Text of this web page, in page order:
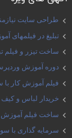
طراحی سایت
تبلیغ در فیلمهای
ساخت تیزر و فیلم
دوره آموزش
فیلم آموزش کار با
خریدار لباس و
ساخت فیلم آموزش
سرمایه گذاری با